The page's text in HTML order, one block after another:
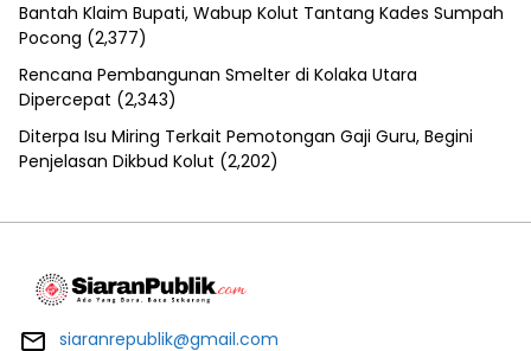
Bantah Klaim Bupati, Wabup Kolut Tantang Kades Sumpah
Pocong (2,377)
Rencana Pembangunan Smelter di Kolaka Utara
Dipercepat (2,343)
Diterpa Isu Miring Terkait Pemotongan Gaji Guru, Begini
Penjelasan Dikbud Kolut (2,202)
siaranrepublik@gmail.com